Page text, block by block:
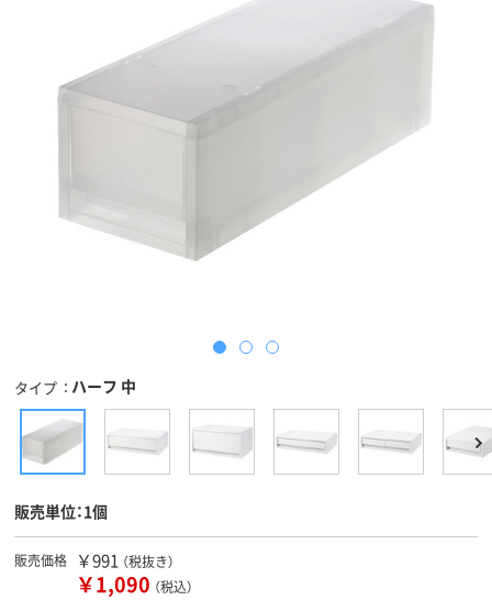
タイプ ハーフ 中
販売単位：1個
販売価格 ￥991 （税抜き）
￥1,090 （税込）